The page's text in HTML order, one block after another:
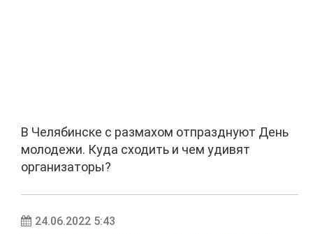
В Челябинске с размахом отпразднуют День
молодежи. Куда сходить и чем удивят
организаторы?
24.06.2022 5:43